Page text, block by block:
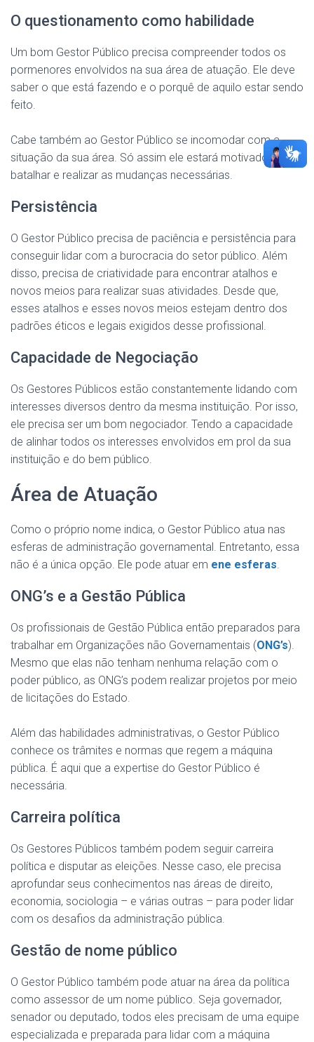
O questionamento como habilidade
Um bom Gestor Público precisa compreender todos os
pormenores envolvidos na sua área de atuação. Ele deve
saber o que está fazendo e o porquê de aquilo estar sendo
feito.
Cabe também ao Gestor Público se incomodar com a
situação da sua área. Só assim ele estará motivado a
batalhar e realizar as mudanças necessárias.
Persistência
O Gestor Público precisa de paciência e persistência para
conseguir lidar com a burocracia do setor público. Além
disso, precisa de criatividade para encontrar atalhos e
novos meios para realizar suas atividades. Desde que,
esses atalhos e esses novos meios estejam dentro dos
padrões éticos e legais exigidos desse profissional.
Capacidade de Negociação
Os Gestores Públicos estão constantemente lidando com
interesses diversos dentro da mesma instituição. Por isso,
ele precisa ser um bom negociador. Tendo a capacidade
de alinhar todos os interesses envolvidos em prol da sua
instituição e do bem público.
Área de Atuação
Como o próprio nome indica, o Gestor Público atua nas
esferas de administração governamental. Entretanto, essa
não é a única opção. Ele pode atuar em ene esferas.
ONG’s e a Gestão Pública
Os profissionais de Gestão Pública então preparados para
trabalhar em Organizações não Governamentais (ONG’s).
Mesmo que elas não tenham nenhuma relação com o
poder público, as ONG’s podem realizar projetos por meio
de licitações do Estado.
Além das habilidades administrativas, o Gestor Público
conhece os trâmites e normas que regem a máquina
pública. É aqui que a expertise do Gestor Público é
necessária.
Carreira política
Os Gestores Públicos também podem seguir carreira
política e disputar as eleições. Nesse caso, ele precisa
aprofundar seus conhecimentos nas áreas de direito,
economia, sociologia – e várias outras – para poder lidar
com os desafios da administração pública.
Gestão de nome público
O Gestor Público também pode atuar na área da política
como assessor de um nome público. Seja governador,
senador ou deputado, todos eles precisam de uma equipe
especializada e preparada para lidar com a máquina